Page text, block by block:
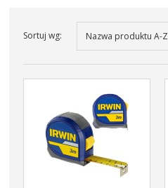
Sortuj wg: Nazwa produktu A-Z